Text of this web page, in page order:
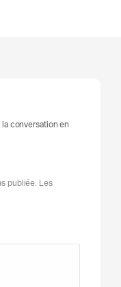
la conversation en
publiée. Les